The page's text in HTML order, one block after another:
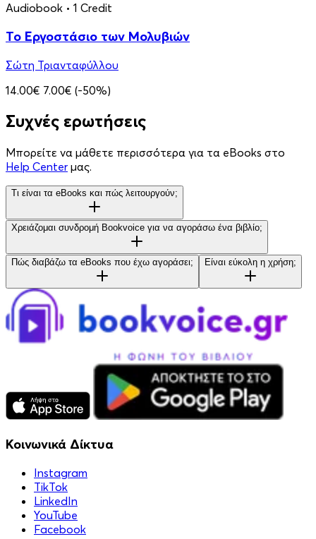
Audiobook • 1 Credit
Το Εργοστάσιο των Μολυβιών
Σώτη Τριανταφύλλου
14.00€ 7.00€ (-50%)
Συχνές ερωτήσεις
Μπορείτε να μάθετε περισσότερα για τα eBooks στο
Help Center μας.
Τι είναι τα eBooks και πώς λειτουργούν;
Χρειάζομαι συνδρομή Bookvoice για να αγοράσω ένα βιβλίο;
Πώς διαβάζω τα eBooks που έχω αγοράσει; Είναι εύκολη η χρήση;
Κοινωνικά Δίκτυα
Instagram
TikTok
LinkedIn
YouTube
Facebook